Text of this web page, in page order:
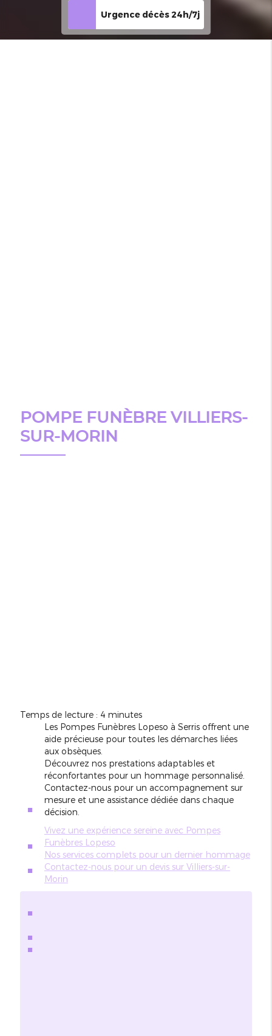
Urgence décès 24h/7j
POMPE FUNÈBRE VILLIERS-
SUR-MORIN
Temps de lecture : 4 minutes
Les Pompes Funèbres Lopeso à Serris offrent une
aide précieuse pour toutes les démarches liées
aux obsèques.
Découvrez nos prestations adaptables et
réconfortantes pour un hommage personnalisé.
Contactez-nous pour un accompagnement sur
mesure et une assistance dédiée dans chaque
décision.
Vivez une expérience sereine avec Pompes
Funèbres Lopeso
Nos services complets pour un dernier hommage
Contactez-nous pour un devis sur Villiers-sur-
Morin